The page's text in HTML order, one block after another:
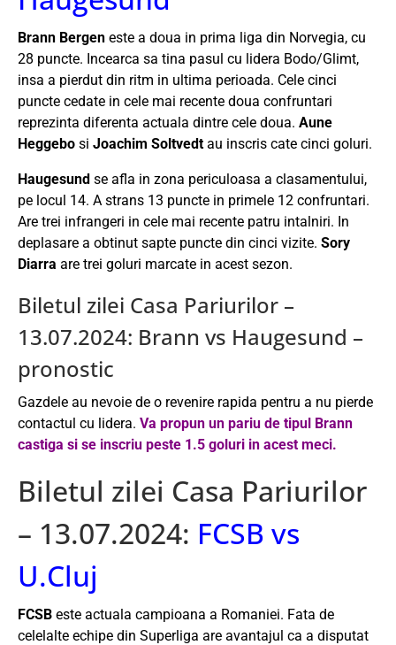
Brann Bergen este a doua in prima liga din Norvegia, cu
28 puncte. Incearca sa tina pasul cu lidera Bodo/Glimt,
insa a pierdut din ritm in ultima perioada. Cele cinci
puncte cedate in cele mai recente doua confruntari
reprezinta diferenta actuala dintre cele doua. Aune
Heggebo si Joachim Soltvedt au inscris cate cinci goluri.
Haugesund se afla in zona periculoasa a clasamentului,
pe locul 14. A strans 13 puncte in primele 12 confruntari.
Are trei infrangeri in cele mai recente patru intalniri. In
deplasare a obtinut sapte puncte din cinci vizite. Sory
Diarra are trei goluri marcate in acest sezon.
Biletul zilei Casa Pariurilor –
13.07.2024: Brann vs Haugesund –
pronostic
Gazdele au nevoie de o revenire rapida pentru a nu pierde
contactul cu lidera. Va propun un pariu de tipul Brann
castiga si se inscriu peste 1.5 goluri in acest meci.
Biletul zilei Casa Pariurilor
– 13.07.2024: FCSB vs
U.Cluj
FCSB este actuala campioana a Romaniei. Fata de
celelalte echipe din Superliga are avantajul ca a disputat